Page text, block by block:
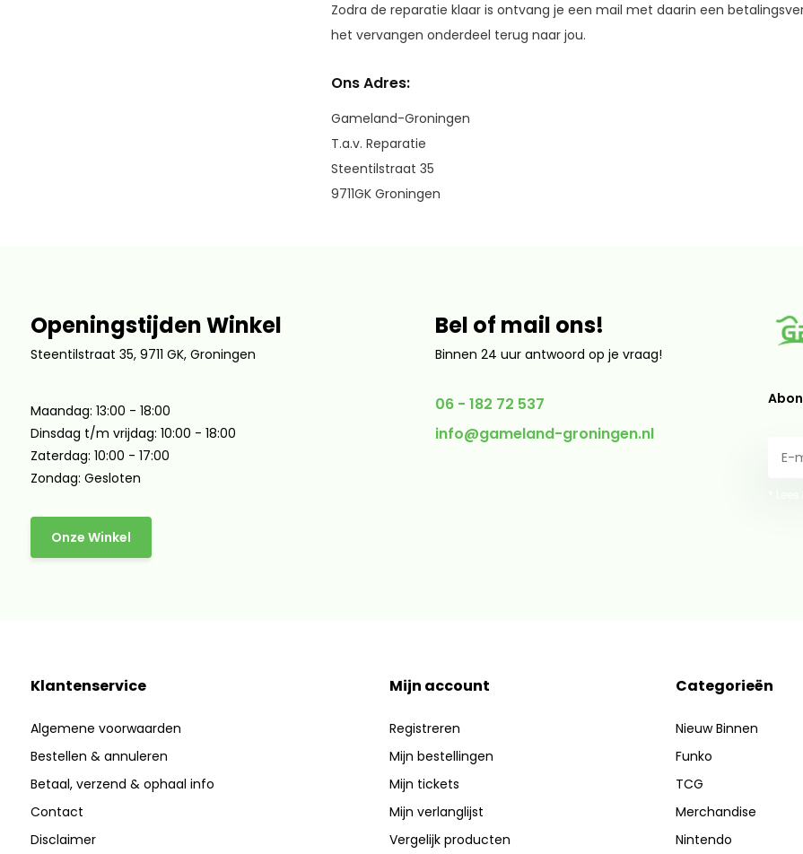
Zodra de reparatie klaar is ontvang je een mail met daarin een
het vervangen onderdeel terug naar jou.
Ons Adres:
Gameland-Groningen
T.a.v. Reparatie
Steentilstraat 35
9711GK Groningen
Openingstijden Winkel
Steentilstraat 35, 9711 GK, Groningen
Maandag: 13:00 - 18:00
Dinsdag t/m vrijdag: 10:00 - 18:00
Zaterdag: 10:00 - 17:00
Zondag: Gesloten
Onze Winkel
Bel of mail ons!
Binnen 24 uur antwoord op je vraag!
06 - 182 72 537
info@gameland-groningen.nl
Klantenservice
Algemene voorwaarden
Bestellen & annuleren
Betaal, verzend & ophaal info
Contact
Disclaimer
Mijn account
Registreren
Mijn bestellingen
Mijn tickets
Mijn verlanglijst
Vergelijk producten
Categorieën
Nieuw Binnen
Funko
TCG
Merchandise
Nintendo